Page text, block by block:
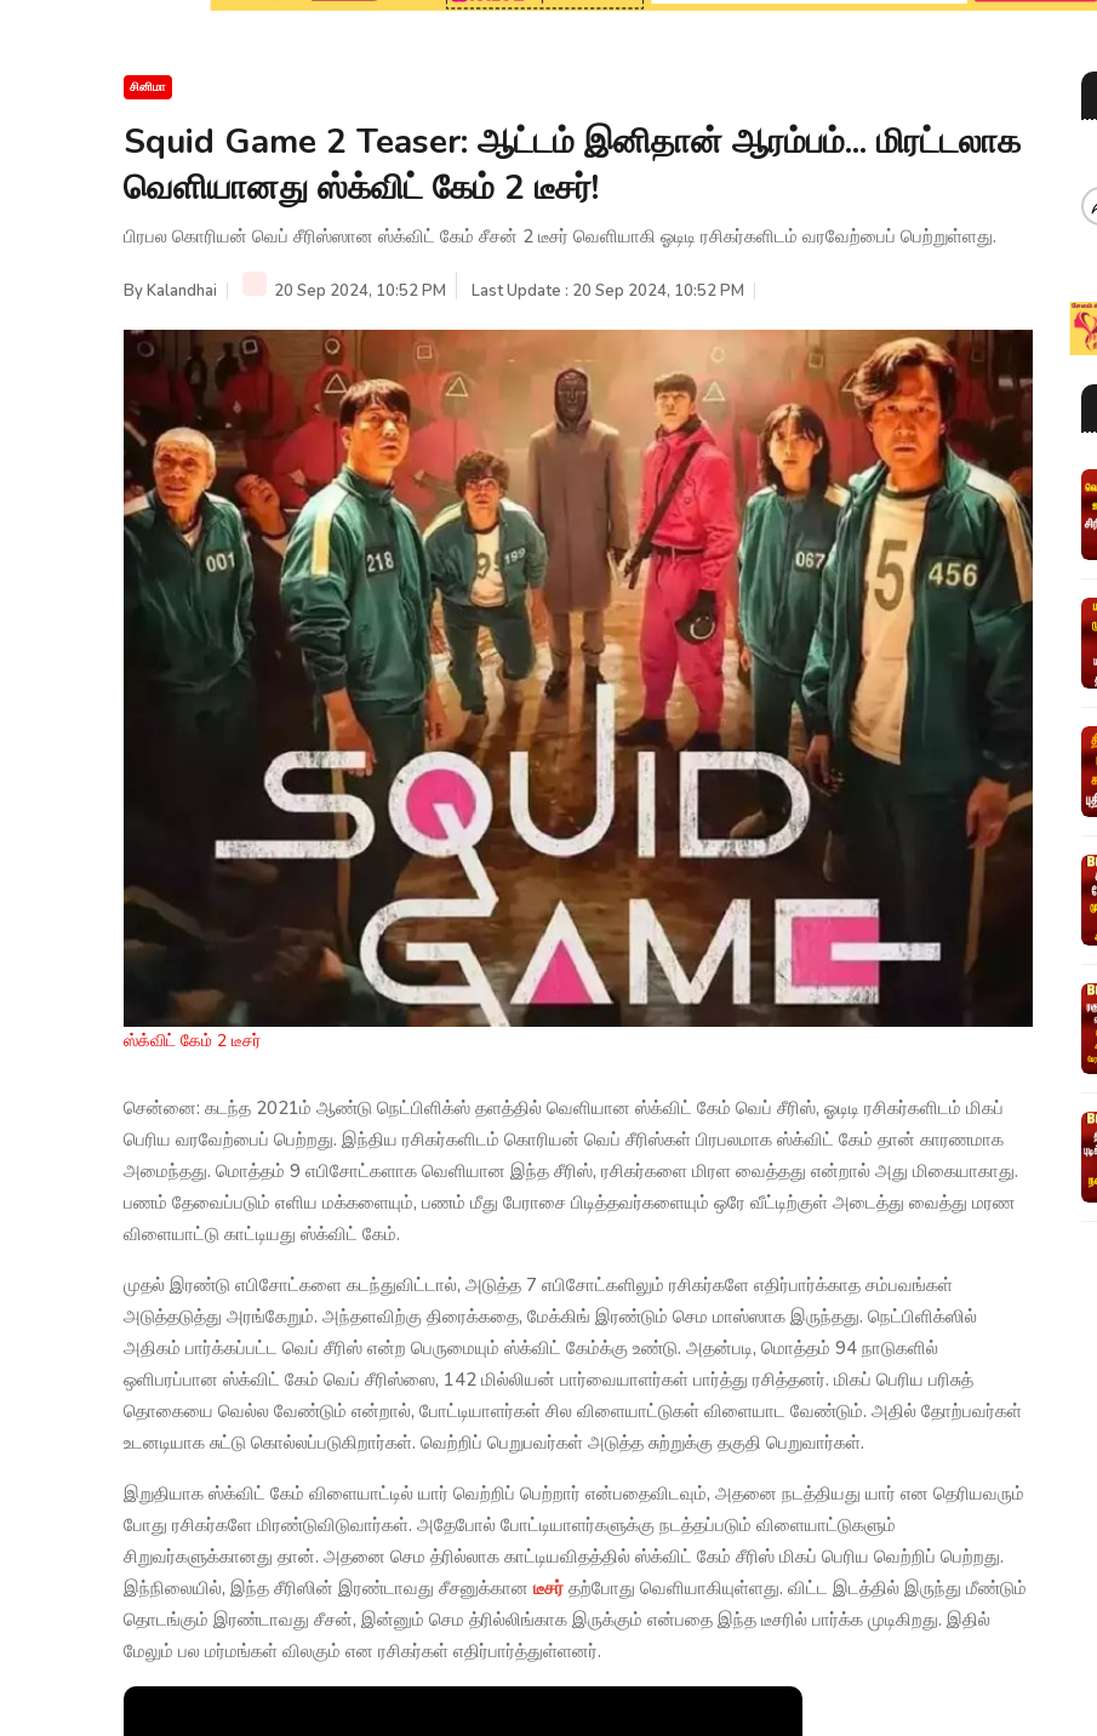
சினிமா
Squid Game 2 Teaser: ஆட்டம் இனிதான் ஆரம்பம்... மிரட்டலாக
வெளியானது ஸ்க்விட் கேம் 2 டீசர்!
பிரபல கொரியன் வெப் சீரிஸ்ஸான ஸ்க்விட் கேம் சீசன் 2 டீசர் வெளியாகி ஓடிடி ரசிகர்களிடம் வரவேற்பைப் பெற்றுள்ளது.
ByKalandhai 20 Sep 2024, 10:52 PM Last Update : 20 Sep 2024, 10:52 PM
ஸ்க்விட் கேம் 2 டீசர்
சென்னை: கடந்த 2021ம் ஆண்டு நெட்பிளிக்ஸ் தளத்தில் வெளியான ஸ்க்விட் கேம் வெப் சீரிஸ், ஓடிடி ரசிகர்களிடம் மிகப்
பெரிய வரவேற்பைப் பெற்றது. இந்திய ரசிகர்களிடம் கொரியன் வெப் சீரிஸ்கள் பிரபலமாக ஸ்க்விட் கேம் தான் காரணமாக
அமைந்தது. மொத்தம் 9 எபிசோட்களாக வெளியான இந்த சீரிஸ், ரசிகர்களை மிரள வைத்தது என்றால் அது மிகையாகாது.
பணம் தேவைப்படும் எளிய மக்களையும், பணம் மீது பேராசை பிடித்தவர்களையும் ஒரே வீட்டிற்குள் அடைத்து வைத்து மரண
விளையாட்டு காட்டியது ஸ்க்விட் கேம்.
முதல் இரண்டு எபிசோட்களை கடந்துவிட்டால், அடுத்த 7 எபிசோட்களிலும் ரசிகர்களே எதிர்பார்க்காத சம்பவங்கள்
அடுத்தடுத்து அரங்கேறும். அந்தளவிற்கு திரைக்கதை, மேக்கிங் இரண்டும் செம மாஸ்ஸாக இருந்தது. நெட்பிளிக்ஸில்
அதிகம் பார்க்கப்பட்ட வெப் சீரிஸ் என்ற பெருமையும் ஸ்க்விட் கேம்க்கு உண்டு. அதன்படி, மொத்தம் 94 நாடுகளில்
ஒளிபரப்பான ஸ்க்விட் கேம் வெப் சீரிஸ்ஸை, 142 மில்லியன் பார்வையாளர்கள் பார்த்து ரசித்தனர். மிகப் பெரிய பரிசுத்
தொகையை வெல்ல வேண்டும் என்றால், போட்டியாளர்கள் சில விளையாட்டுகள் விளையாட வேண்டும். அதில் தோற்பவர்கள்
உடனடியாக சுட்டு கொல்லப்படுகிறார்கள். வெற்றிப் பெறுபவர்கள் அடுத்த சுற்றுக்கு தகுதி பெறுவார்கள்.
இறுதியாக ஸ்க்விட் கேம் விளையாட்டில் யார் வெற்றிப் பெற்றார் என்பதைவிடவும், அதனை நடத்தியது யார் என தெரியவரும்
போது ரசிகர்களே மிரண்டுவிடுவார்கள். அதேபோல் போட்டியாளர்களுக்கு நடத்தப்படும் விளையாட்டுகளும்
சிறுவர்களுக்கானது தான். அதனை செம த்ரில்லாக காட்டியவிதத்தில் ஸ்க்விட் கேம் சீரிஸ் மிகப் பெரிய வெற்றிப் பெற்றது.
இந்நிலையில், இந்த சீரிஸின் இரண்டாவது சீசனுக்கான டீசர் தற்போது வெளியாகியுள்ளது. விட்ட இடத்தில் இருந்து மீண்டும்
தொடங்கும் இரண்டாவது சீசன், இன்னும் செம த்ரில்லிங்காக இருக்கும் என்பதை இந்த டீசரில் பார்க்க முடிகிறது. இதில்
மேலும் பல மர்மங்கள் விலகும் என ரசிகர்கள் எதிர்பார்த்துள்ளனர்.